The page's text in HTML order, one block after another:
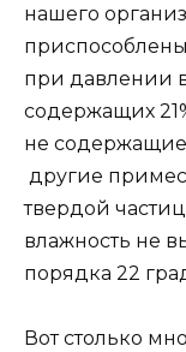
нашего
приспособлены
при давлении
содержащих
не
другие
твердой
влажность не
порядка 22
Вот столько